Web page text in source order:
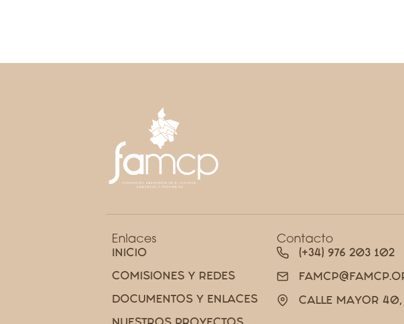
Enlaces
INICIO
COMISIONES Y REDES
DOCUMENTOS Y ENLACES
Contacto
(+34) 976 203 102
CALLE MAYOR